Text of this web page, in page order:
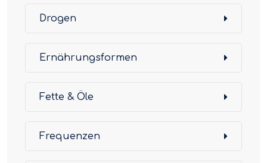
Drogen
Ernährungsformen
Fette & Öle
Frequenzen